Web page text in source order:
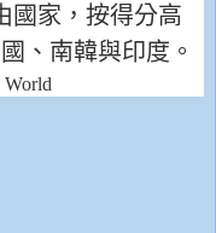
國家，按得分高
、南韓與印度。
World